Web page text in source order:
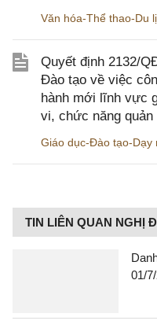
Văn hóa-Thể thao-Du
Quyết định 2132/
Đào tạo về việc
hành mới lĩnh vực
vi, chức năng
Giáo dục-Đào tạo-Dạy
TIN LIÊN QUAN NGHỊ
01/